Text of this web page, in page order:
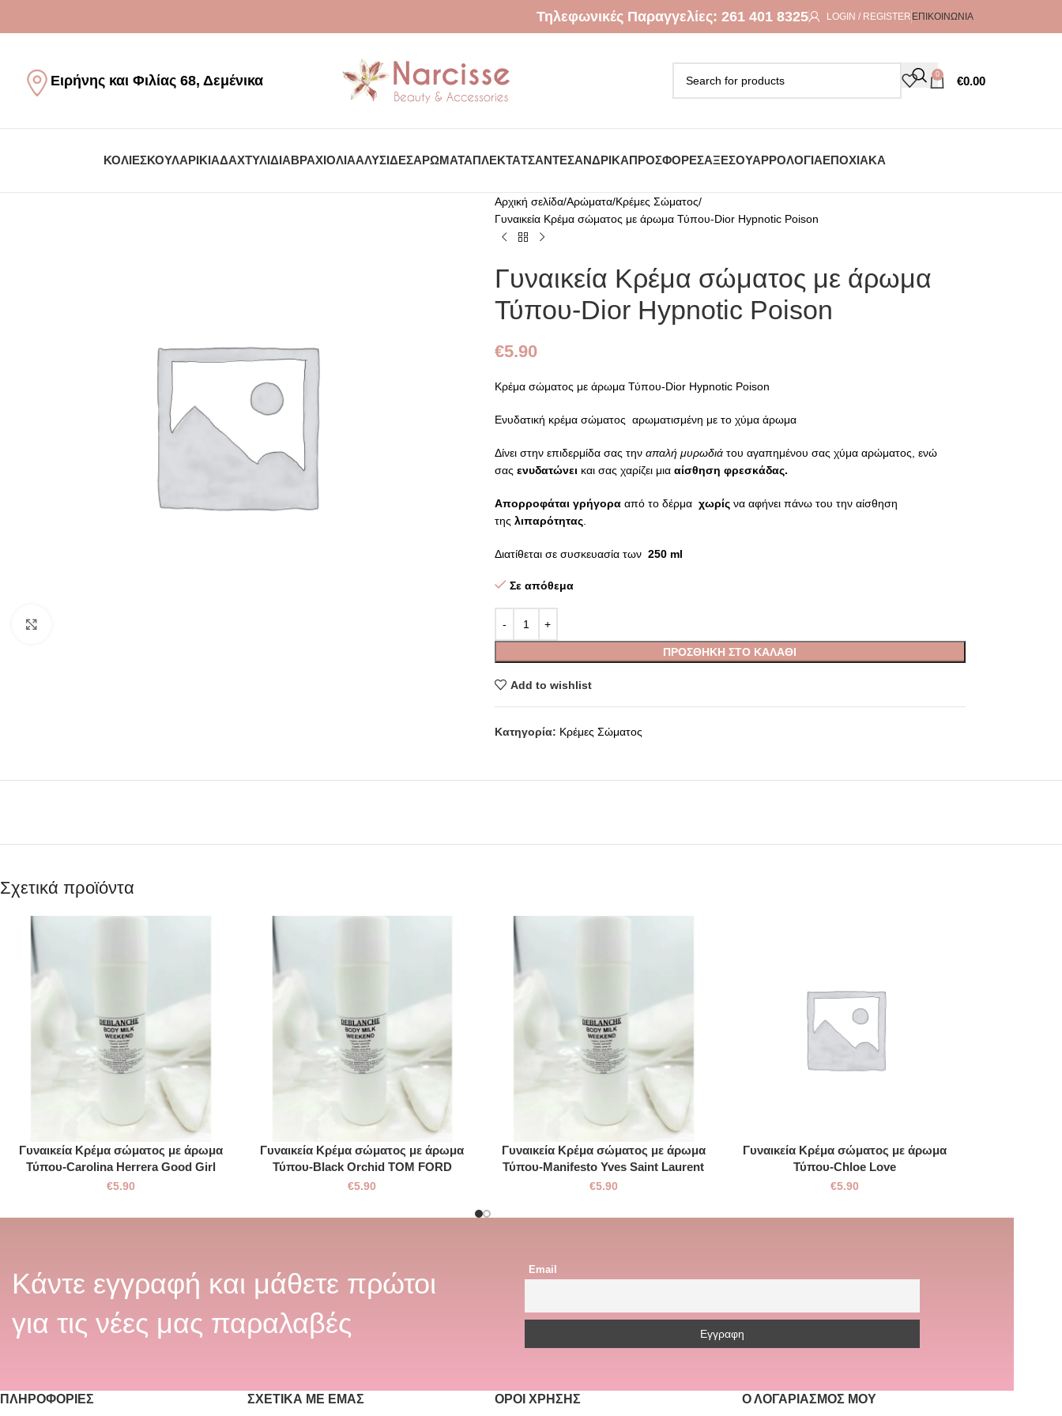
Τηλεφωνικές Παραγγελίες: 261 401 8325 LOGIN / REGISTER ΕΠΙΚΟΙΝΩΝΊΑ
Ειρήνης και Φιλίας 68, Δεμένικα 0 €0.00
ΚΟΛΙΈΣΚΟΥΛΑΡΊΚΙΑΔΑΧΤΥΛΊΔΙΑΒΡΑΧΙΌΛΙΑΑΛΥΣΊΔΕΣΑΡΏΜΑΤΑΠΛΕΚΤΆΤΣΆΝΤΕΣΑΝΔΡΙΚΆΠΡΟΣΦΟΡΈΣΑΞΕΣΟΥΆΡΡΟΛΌΓΙΑΕΠΟΧΙΑΚΆ
Αρχική σελίδα Αρώματα Κρέμες Σώματος
Γυναικεία Kρέμα σώματος με άρωμα Τύπου-Dior Hypnotic Poison
Γυναικεία Kρέμα σώματος με άρωμα
Τύπου-Dior Hypnotic Poison
€5.90
Kρέμα σώματος με άρωμα Τύπου-Dior Hypnotic Poison
Ενυδατική κρέμα σώματος αρωματισμένη με το χύμα άρωμα
Δίνει στην επιδερμίδα σας την απαλή μυρωδιά του αγαπημένου σας χύμα αρώματος, ενώ
σας ενυδατώνει και σας χαρίζει μιααίσθηση φρεσκάδας.
Απορροφάται γρήγορα από το δέρμα χωρίςνα αφήνει πάνω του την αίσθηση
της λιπαρότητας.
Διατίθεται σε συσκευασία των 250 ml
Σε απόθεμα
ΠΡΟΣΘΉΚΗ ΣΤΟ ΚΑΛΆΘΙ
Add to wishlist
Κατηγορία: Κρέμες Σώματος
Σχετικά προϊόντα
Γυναικεία Kρέμα σώματος με άρωμα
Τύπου-Carolina Herrera Good Girl
€5.90
Γυναικεία Kρέμα σώματος με άρωμα
Τύπου-Black Orchid TOM FORD
€5.90
Γυναικεία Kρέμα σώματος με άρωμα
Τύπου-Manifesto Yves Saint Laurent
€5.90
Γυναικεία Kρέμα σώματος με άρωμα
Τύπου-Chloe Love
€5.90
Κάντε εγγραφή και μάθετε πρώτοι
για τις νέες μας παραλαβές
Email
ΠΛΗΡΟΦΟΡΊΕΣ ΣΧΕΤΙΚΆ ΜΕ ΕΜΆΣ ΌΡΟΙ ΧΡΉΣΗΣ Ο ΛΟΓΑΡΙΑΣΜΌΣ ΜΟΥ